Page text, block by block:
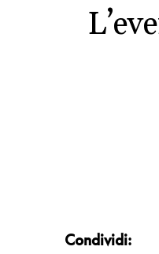
Condividi: